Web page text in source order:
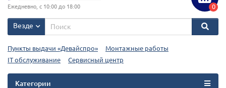
Ежедневно, с 10:00 до 18:00 0
Везде
Пункты выдачи «Девайспро»
Монтажные работы
IT обслуживание
Сервисный центр
Категории